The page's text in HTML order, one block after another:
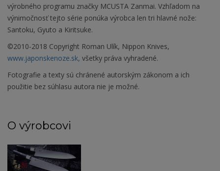
výrobného programu značky MCUSTA Zanmai. Vzhľadom na
výnimočnosť tejto série ponúka výrobca len tri hlavné nože:
Santoku, Gyuto a Kiritsuke.
©2010-2018 Copyright Roman Ulík, Nippon Knives,
www.japonskenoze.sk, všetky práva vyhradené.
Fotografie a texty sú chránené autorským zákonom a ich
použitie bez súhlasu autora nie je možné.
O výrobcovi